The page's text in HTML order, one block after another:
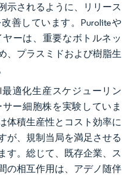
示されるように、リリース
善しています。Puroliteや
ーは、重要なボトルネッ
、プラスミドおよび樹脂生
適化生産スケジューリン
ー細胞株を実験していま
体積生産性とコスト効率に
が、規制当局を満足させる
す。総じて、既存企業、ス
の相互作用は、アデノ随伴